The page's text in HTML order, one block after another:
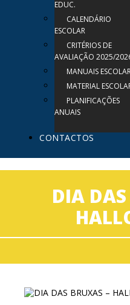
EDUC.
CALENDÁRIO
ESCOLAR
CRITÉRIOS DE
AVALIAÇÃO 2025/
MANUAIS
MATERIAL
PLANIFICAÇÕES
ANUAIS
CONTACTOS
DIA